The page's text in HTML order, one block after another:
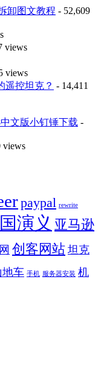
卸图文教程 - 52,609
views
views
遥控坦克？ - 14,411
文版小钉锤下载 -
views
paypal rewrite
演义 亚马逊
创客网站 坦克
地车 手机 服务器安装 机